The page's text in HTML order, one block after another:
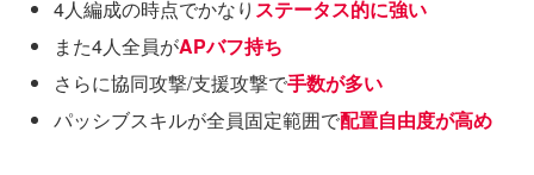
4人編成の時点でかなり ステータス的に強い
また4人全員がAPバフ持ち
さらに協同攻撃/支援攻撃で手数が多い
パッシブスキルが全員固定範囲で配置自由度が高め